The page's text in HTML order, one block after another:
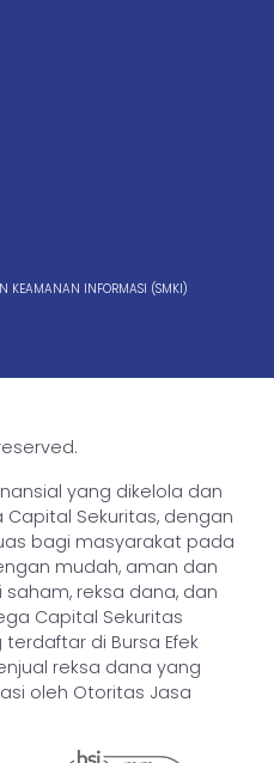
KEAMANAN INFORMASI (SMKI)
yang dikelola dan
Capital Sekuritas, dengan
bagi masyarakat pada
mudah, aman dan
reksa dana, dan
Capital Sekuritas
di Bursa Efek
reksa dana yang
oleh Otoritas Jasa